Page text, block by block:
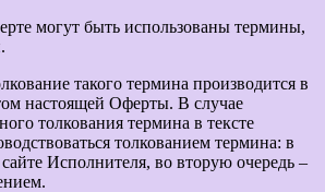
могут быть использованы термины,
такого термина производится в
настоящей Оферты. В случае
толкования термина в тексте
толкованием термина: в
Исполнителя, во вторую очередь –